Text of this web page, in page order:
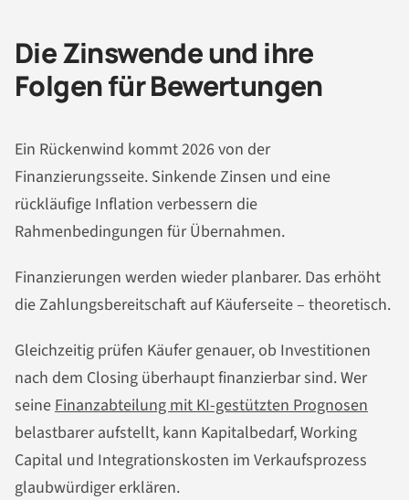
Die Zinswende und ihre
Folgen für Bewertungen
Ein Rückenwind kommt 2026 von der
Finanzierungsseite. Sinkende Zinsen und eine
rückläufige Inflation verbessern die
Rahmenbedingungen für Übernahmen.
Finanzierungen werden wieder planbarer. Das erhöht
die Zahlungsbereitschaft auf Käuferseite – theoretisch.
Gleichzeitig prüfen Käufer genauer, ob Investitionen
nach dem Closing überhaupt finanzierbar sind. Wer
seine Finanzabteilung mit KI-gestützten Prognosen
belastbarer aufstellt, kann Kapitalbedarf, Working
Capital und Integrationskosten im Verkaufsprozess
glaubwürdiger erklären.